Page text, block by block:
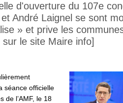
d'ouverture du 107e
André Laignel se sont
» et prive les
le site Maire info]
séance officielle
de l’AMF, le 18